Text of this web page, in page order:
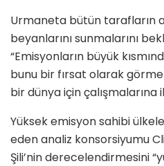
Urmaneta bütün tarafların
beyanlarını sunmalarını
“Emisyonların büyük
bunu bir fırsat olarak
bir dünya için çalışmalarına
Yüksek emisyon sahibi
eden analiz konsorsiyumu
Şili’nin derecelendirmesini